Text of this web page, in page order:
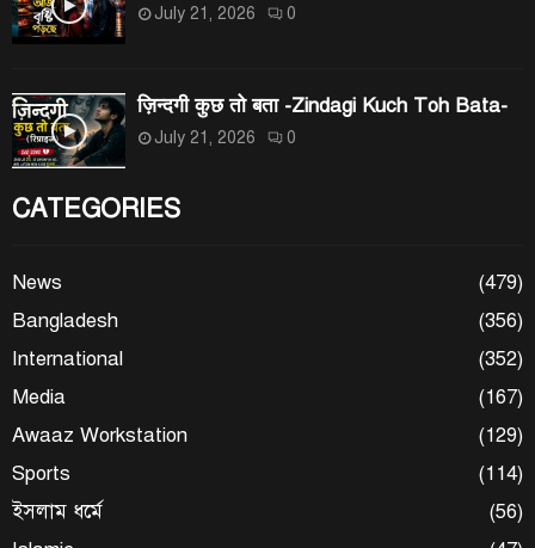
July 21, 2026 0
ज़िन्दगी कुछ तो बता -Zindagi Kuch Toh Bata-
July 21, 2026 0
CATEGORIES
News
(479)
Bangladesh
(356)
International
(352)
Media
(167)
Awaaz Workstation
(129)
Sports
(114)
ইসলাম ধর্মে
(56)